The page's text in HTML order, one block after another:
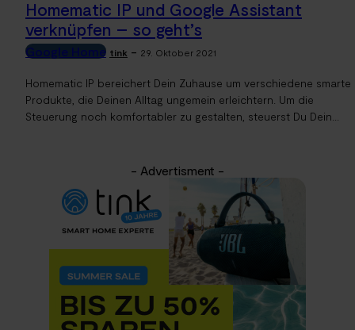
Homematic IP und Google Assistant
verknüpfen – so geht’s
Google Home tink - 29. Oktober 2021
Homematic IP bereichert Dein Zuhause um verschiedene smarte
Produkte, die Deinen Alltag ungemein erleichtern. Um die
Steuerung noch komfortabler zu gestalten, steuerst Du Dein...
- Advertisment -